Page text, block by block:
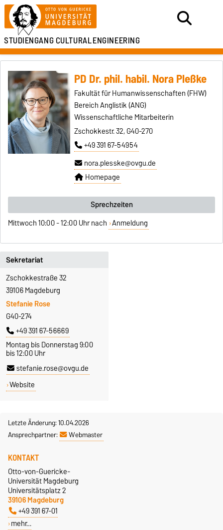
STUDIENGANGCULTURALENGINEERING
PD Dr. phil. habil. Nora Pleßke
Fakultät für Humanwissenschaften (FHW)
Bereich Anglistik (ANG)
Wissenschaftliche Mitarbeiterin
Zschokkestr. 32, G40-270
+49 391 67-54954
nora.plesske@ovgu.de
Homepage
Sprechzeiten
Mittwoch 10:00 - 12:00 Uhr nach Anmeldung
Sekretariat
Zschokkestraße 32
39106 Magdeburg
Stefanie Rose
G40-274
+49 391 67-56669
Montag bis Donnerstag 9:00
bis 12:00 Uhr
stefanie.rose@ovgu.de
Website
Letzte Änderung: 10.04.2026
Ansprechpartner:
Webmaster
KONTAKT
Otto-von-Guericke-
Universität Magdeburg
Universitätsplatz 2
39106 Magdeburg
+49 391 67-01
mehr…